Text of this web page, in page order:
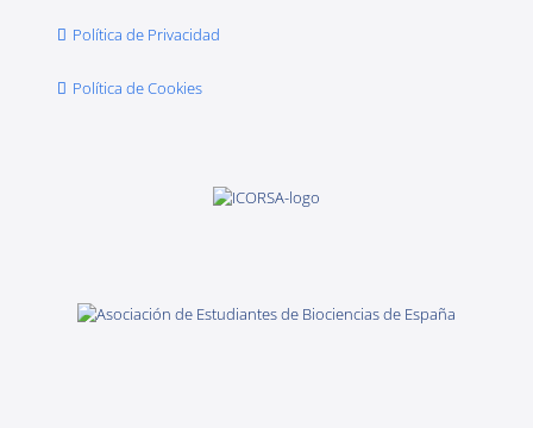
Política de Privacidad
Política de Cookies